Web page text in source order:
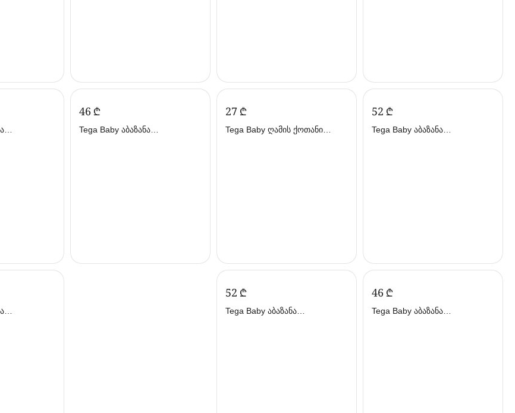
‍46‍ ₾
Tega Baby აბაზანა
‍27‍ ₾
Tega Baby ღამის ქოთანი
‍52‍ ₾
Tega Baby აბაზანა
‍52‍ ₾
Tega Baby აბაზანა
‍46‍ ₾
Tega Baby აბაზანა